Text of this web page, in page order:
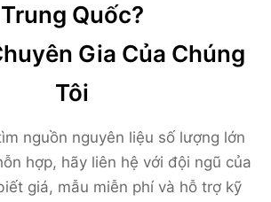
Trung Quốc?
Gia Của Chúng
Tôi
nguồn nguyên liệu số lượng lớn
hợp, hãy liên hệ với đội ngũ của
giá, mẫu miễn phí và hỗ trợ kỹ